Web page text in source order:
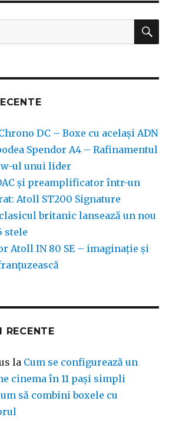
DC – Boxe cu același ADN
Spendor A4 – Rafinamentul
ul unui lider
și preamplificator într-un
Atoll ST200 Signature
britanic lansează un nou
stele
Atoll IN 80 SE – imaginație și
RECENTE
la Cum se configurează un
cinema în 11 pași simpli
să combini boxele cu